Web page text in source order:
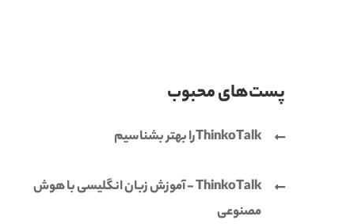
پست‌های محبوب
ThinkoTalkرا بهتر بشناسیم
ThinkoTalk - آموزش زبان انگلیسی با هوش
مصنوعی